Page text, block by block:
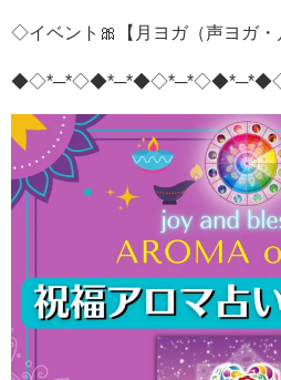
◇イベント🎀【月ヨガ（声ヨガ・